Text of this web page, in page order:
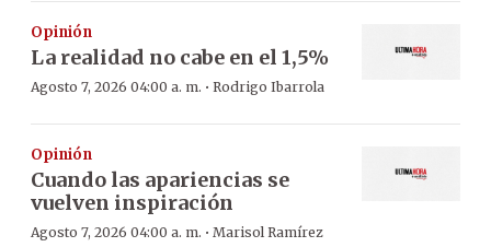
Opinión
La realidad no cabe en el 1,5%
Agosto 7, 2026 04:00 a. m. · Rodrigo Ibarrola
Opinión
Cuando las apariencias se
vuelven inspiración
Agosto 7, 2026 04:00 a. m. · Marisol Ramírez